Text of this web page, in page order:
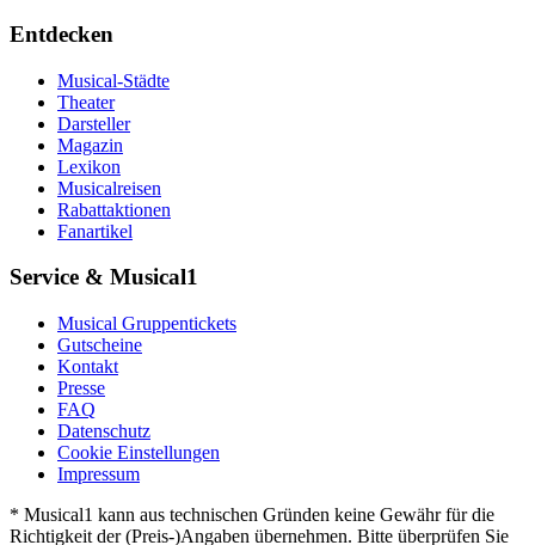
Entdecken
Musical-Städte
Theater
Darsteller
Magazin
Lexikon
Musicalreisen
Rabattaktionen
Fanartikel
Service & Musical1
Musical Gruppentickets
Gutscheine
Kontakt
Presse
FAQ
Datenschutz
Cookie Einstellungen
Impressum
* Musical1 kann aus technischen Gründen keine Gewähr für die
Richtigkeit der (Preis-)Angaben übernehmen. Bitte überprüfen Sie